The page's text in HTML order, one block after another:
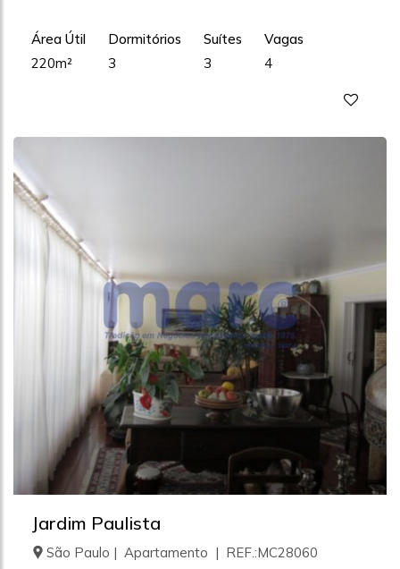
Área Útil
220m²
Dormitórios
3
Suítes
3
Vagas
4
Jardim Paulista
São Paulo | Apartamento | REF.:MC28060